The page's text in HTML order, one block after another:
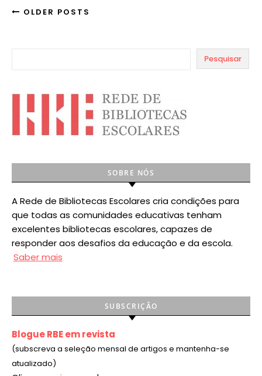
OLDER POSTS
Pesquisar
SOBRE NÓS
A Rede de Bibliotecas Escolares cria condições para
que todas as comunidades educativas tenham
excelentes bibliotecas escolares, capazes de
responder aos desafios da educação e da escola.
Saber mais
SUBSCRIÇÃO
Blogue RBE em revista
(subscreva a seleção mensal de artigos e mantenha-se
atualizado)